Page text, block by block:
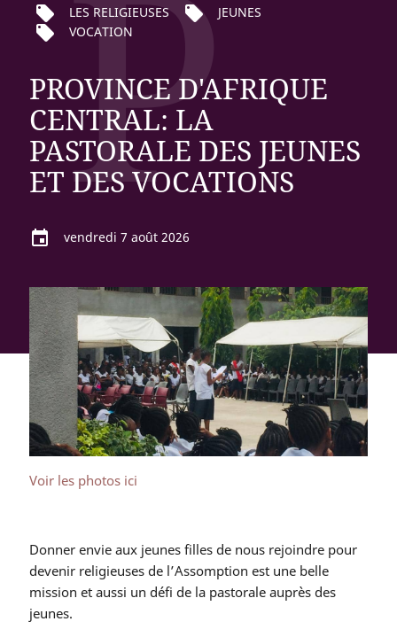
local_offer LES RELIGIEUSES local_offer JEUNES
local_offer VOCATION
PROVINCE D'AFRIQUE
CENTRAL: LA
PASTORALE DES JEUNES
ET DES VOCATIONS
P
event vendredi 7 août 2026
Voir les photos ici
Donner envie aux jeunes filles de nous rejoindre pour
devenir religieuses de l’Assomption est une belle
mission et aussi un défi de la pastorale auprès des
jeunes.